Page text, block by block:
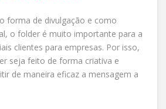
forma de divulgação e como
o folder é muito importante para a
clientes para empresas. Por isso,
seja feito de forma criativa e
de maneira eficaz a mensagem a